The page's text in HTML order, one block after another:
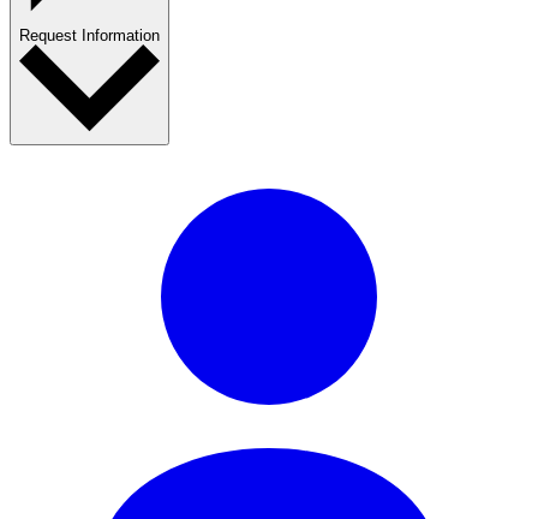
Request Information